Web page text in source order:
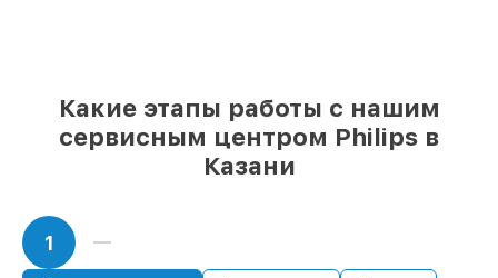
Какие этапы работы с нашим
сервисным центром Philips в
Казани
1